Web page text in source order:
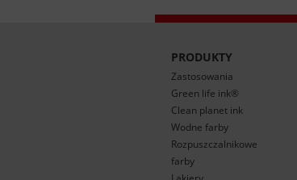
PRODUKTY
Zastosowania
Green life ink®
Clean planet ink
Wodne farby
Rozpuszczalnikowe
farby